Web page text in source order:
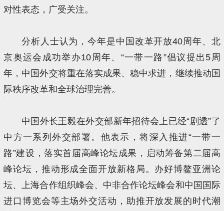
对性表态，广受关注。
分析人士认为，今年是中国改革开放40周年、北
京奥运会成功举办10周年、“一带一路”倡议提出5周
年，中国外交将重在落实成果、稳中求进，继续推动国
际秩序改革和全球治理完善。
中国外长王毅在外交部新年招待会上已经“剧透”了
中方一系列外交部署。他表示，将深入推进“一带一
路”建设，落实首届高峰论坛成果，启动筹备第二届高
峰论坛，推动形成全面开放新格局。办好博鳌亚洲论
坛、上海合作组织峰会、中非合作论坛峰会和中国国际
进口博览会等主场外交活动，助推开放发展的时代潮